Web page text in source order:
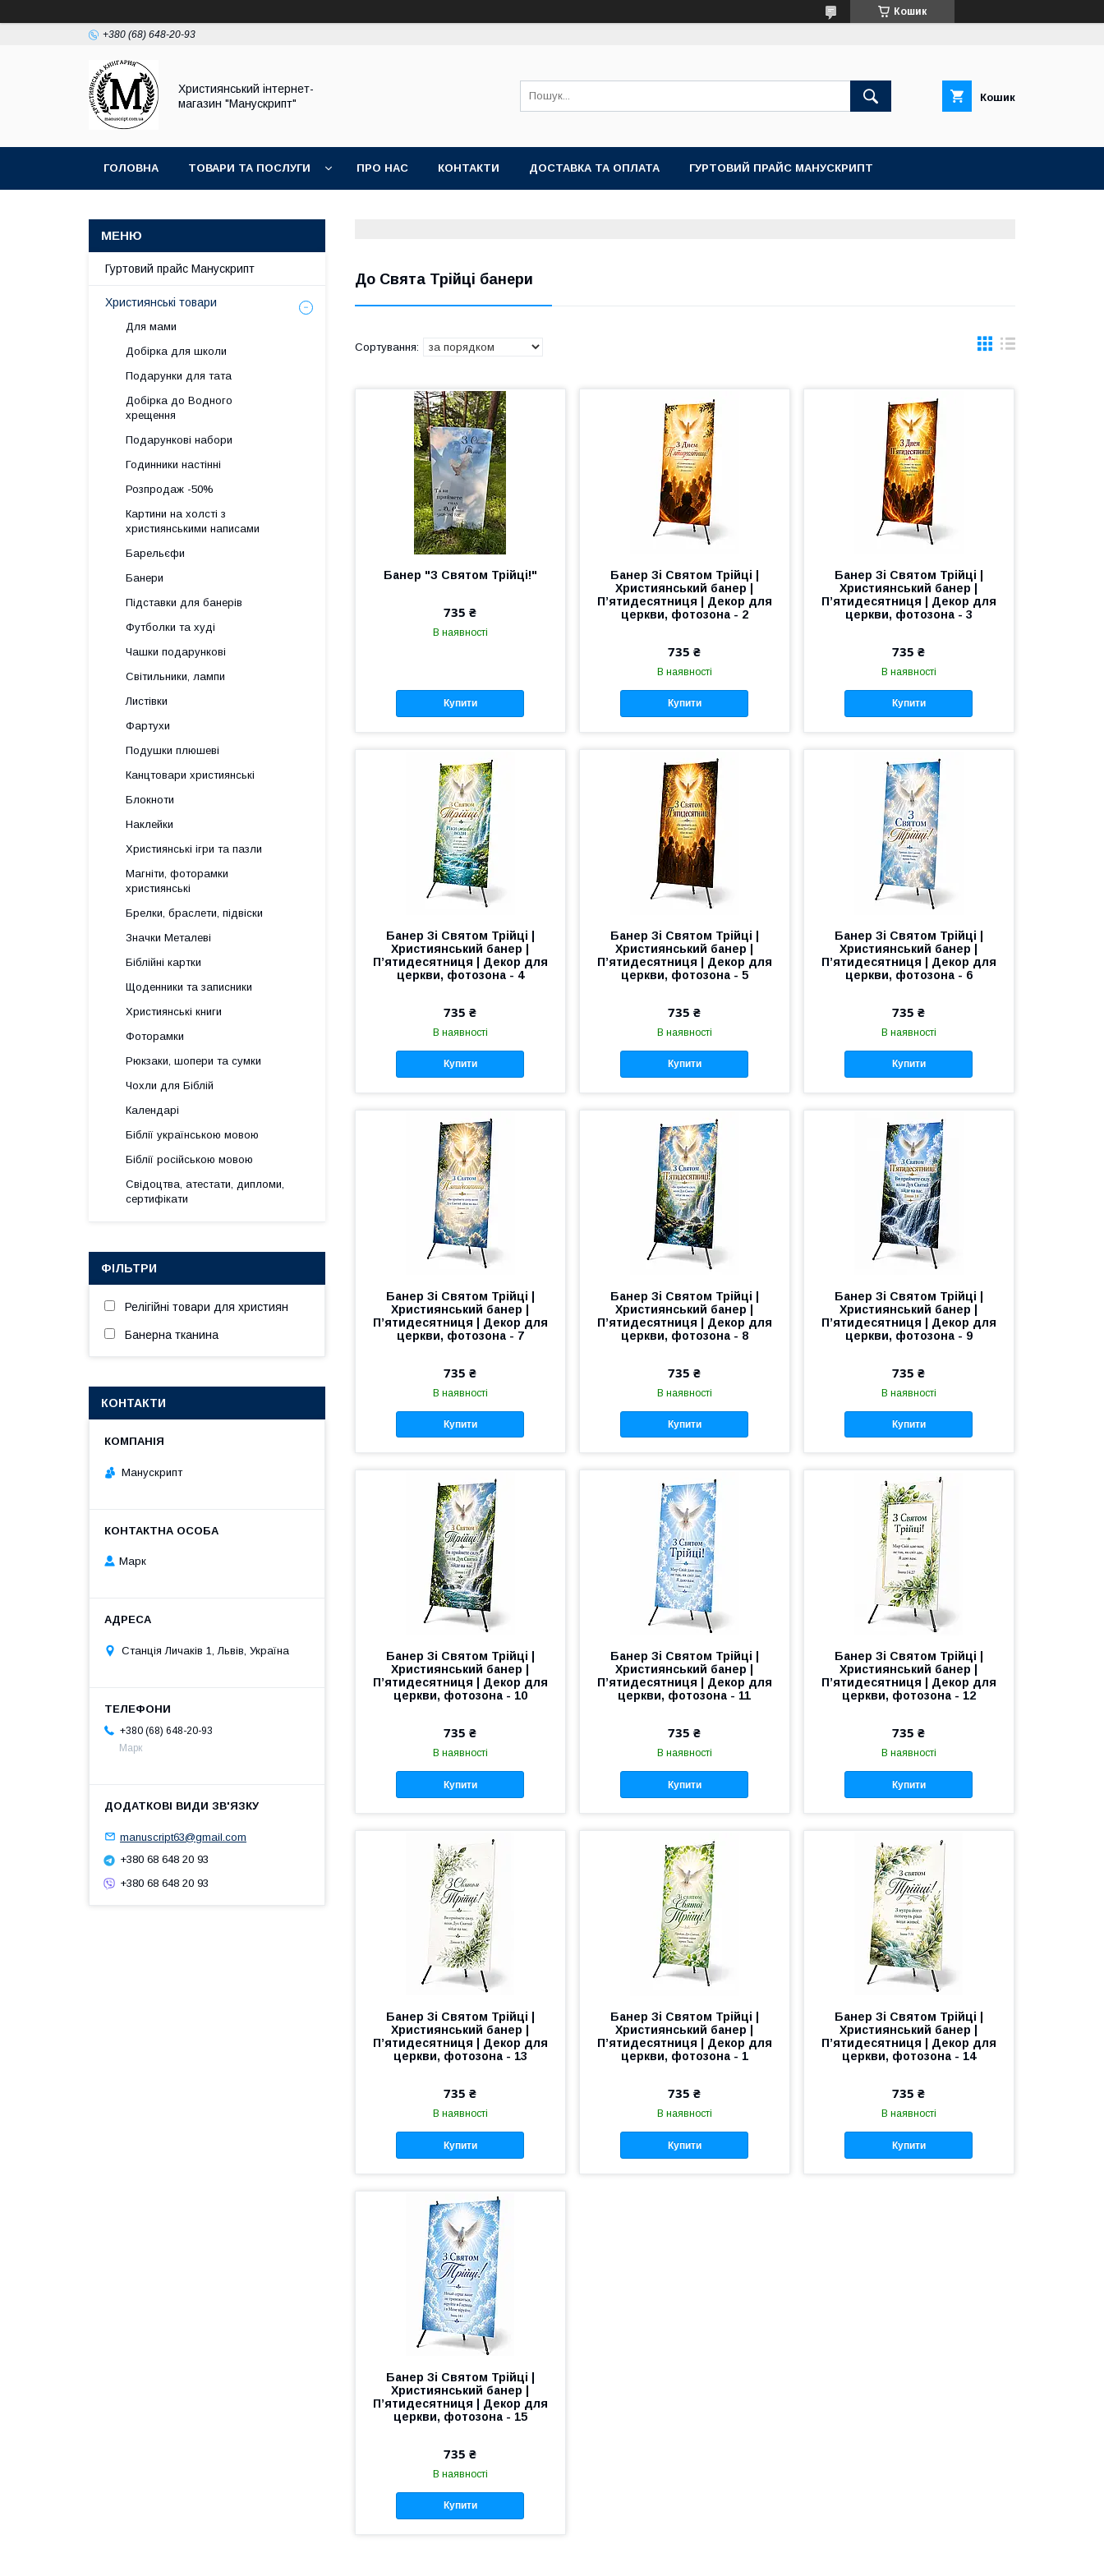
Кошик
+380 (68) 648-20-93
Християнський інтернет-
магазин "Манускрипт"
Кошик
ГОЛОВНА ТОВАРИ ТА ПОСЛУГИ ПРО НАС КОНТАКТИ ДОСТАВКА ТА ОПЛАТА ГУРТОВИЙ ПРАЙС МАНУСКРИПТ
До Свята Трійці банери
Банер "З Святом Трійці!"
735 ₴
В наявності
Купити
Банер Зі Святом Трійці |
Християнський банер |
П’ятидесятниця | Декор для
церкви, фотозона - 2
735 ₴
В наявності
Купити
Банер Зі Святом Трійці |
Християнський банер |
П’ятидесятниця | Декор для
церкви, фотозона - 3
735 ₴
В наявності
Купити
Банер Зі Святом Трійці |
Християнський банер |
П’ятидесятниця | Декор для
церкви, фотозона - 4
735 ₴
В наявності
Купити
Банер Зі Святом Трійці |
Християнський банер |
П’ятидесятниця | Декор для
церкви, фотозона - 5
735 ₴
В наявності
Купити
Банер Зі Святом Трійці |
Християнський банер |
П’ятидесятниця | Декор для
церкви, фотозона - 6
735 ₴
В наявності
Купити
Банер Зі Святом Трійці |
Християнський банер |
П’ятидесятниця | Декор для
церкви, фотозона - 7
735 ₴
В наявності
Купити
Банер Зі Святом Трійці |
Християнський банер |
П’ятидесятниця | Декор для
церкви, фотозона - 8
735 ₴
В наявності
Купити
Банер Зі Святом Трійці |
Християнський банер |
П’ятидесятниця | Декор для
церкви, фотозона - 9
735 ₴
В наявності
Купити
Банер Зі Святом Трійці |
Християнський банер |
П’ятидесятниця | Декор для
церкви, фотозона - 10
735 ₴
В наявності
Купити
Банер Зі Святом Трійці |
Християнський банер |
П’ятидесятниця | Декор для
церкви, фотозона - 11
735 ₴
В наявності
Купити
Банер Зі Святом Трійці |
Християнський банер |
П’ятидесятниця | Декор для
церкви, фотозона - 12
735 ₴
В наявності
Купити
Банер Зі Святом Трійці |
Християнський банер |
П’ятидесятниця | Декор для
церкви, фотозона - 13
735 ₴
В наявності
Купити
Банер Зі Святом Трійці |
Християнський банер |
П’ятидесятниця | Декор для
церкви, фотозона - 1
735 ₴
В наявності
Купити
Банер Зі Святом Трійці |
Християнський банер |
П’ятидесятниця | Декор для
церкви, фотозона - 14
735 ₴
В наявності
Купити
Банер Зі Святом Трійці |
Християнський банер |
П’ятидесятниця | Декор для
церкви, фотозона - 15
735 ₴
В наявності
Купити
Гуртовий прайс Манускрипт
Християнські товари
Для мами
Добірка для школи
Подарунки для тата
Добірка до Водного
хрещення
Подарункові набори
Годинники настінні
Розпродаж -50%
Картини на холсті з
християнськими написами
Барельєфи
Банери
Підставки для банерів
Футболки та худі
Чашки подарункові
Світильники, лампи
Листівки
Фартухи
Подушки плюшеві
Канцтовари християнські
Блокноти
Наклейки
Християнські ігри та пазли
Магніти, фоторамки
християнські
Брелки, браслети, підвіски
Значки Металеві
Біблійні картки
Щоденники та записники
Християнські книги
Фоторамки
Рюкзаки, шопери та сумки
Чохли для Біблій
Календарі
Біблії українською мовою
Біблії російською мовою
Свідоцтва, атестати, дипломи,
сертифікати
ФІЛЬТРИ
Релігійні товари для християн
Банерна тканина
КОНТАКТИ
Манускрипт
Марк
Станція Личаків 1, Львів, Україна
+380 (68) 648-20-93
Марк
manuscript63@gmail.com
+380 68 648 20 93
+380 68 648 20 93